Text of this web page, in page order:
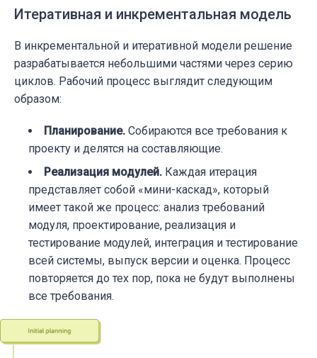
Итеративная и инкрементальная модель
В инкрементальной и итеративной модели решение
разрабатывается небольшими частями через серию
циклов. Рабочий процесс выглядит следующим
образом:
Планирование. Собираются все требования к
проекту и делятся на составляющие.
Реализация модулей. Каждая итерация
представляет собой «мини-каскад», который
имеет такой же процесс: анализ требований
модуля, проектирование, реализация и
тестирование модулей, интеграция и тестирование
всей системы, выпуск версии и оценка. Процесс
повторяется до тех пор, пока не будут выполнены
все требования.